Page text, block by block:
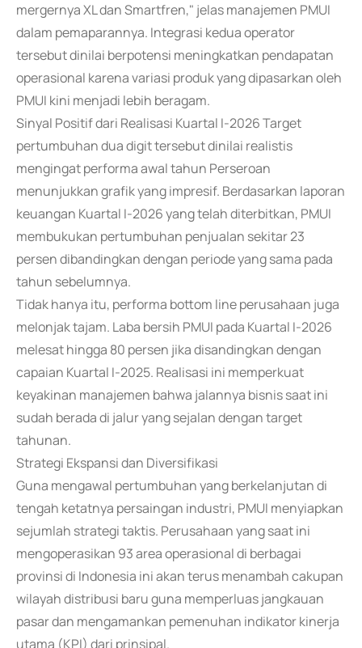
mergernya XL dan Smartfren," jelas manajemen PMUI
dalam pemaparannya. Integrasi kedua operator
tersebut dinilai berpotensi meningkatkan pendapatan
operasional karena variasi produk yang dipasarkan oleh
PMUI kini menjadi lebih beragam.
Sinyal Positif dari Realisasi Kuartal I-2026 Target
pertumbuhan dua digit tersebut dinilai realistis
mengingat performa awal tahun Perseroan
menunjukkan grafik yang impresif. Berdasarkan laporan
keuangan Kuartal I-2026 yang telah diterbitkan, PMUI
membukukan pertumbuhan penjualan sekitar 23
persen dibandingkan dengan periode yang sama pada
tahun sebelumnya.
Tidak hanya itu, performa bottom line perusahaan juga
melonjak tajam. Laba bersih PMUI pada Kuartal I-2026
melesat hingga 80 persen jika disandingkan dengan
capaian Kuartal I-2025. Realisasi ini memperkuat
keyakinan manajemen bahwa jalannya bisnis saat ini
sudah berada di jalur yang sejalan dengan target
tahunan.
Strategi Ekspansi dan Diversifikasi
Guna mengawal pertumbuhan yang berkelanjutan di
tengah ketatnya persaingan industri, PMUI menyiapkan
sejumlah strategi taktis. Perusahaan yang saat ini
mengoperasikan 93 area operasional di berbagai
provinsi di Indonesia ini akan terus menambah cakupan
wilayah distribusi baru guna memperluas jangkauan
pasar dan mengamankan pemenuhan indikator kinerja
utama (KPI) dari prinsipal.